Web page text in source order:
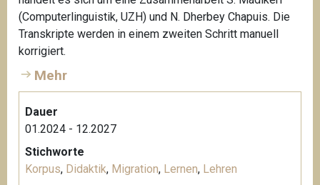
(Computerlinguistik, UZH) und N. Dherbey Chapuis. Die
Transkripte werden in einem zweiten Schritt manuell
korrigiert.
Mehr
Dauer
01.2024 - 12.2027
Stichworte
Korpus, Didaktik, Migration, Lernen, Lehren